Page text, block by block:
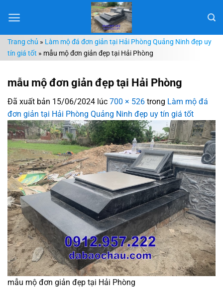
đến
dungTrang chủ » Làm mộ đá đơn giản tại Hải Phòng Quảng Ninh đẹp uy
tín giá tốt » mẫu mộ đơn giản đẹp tại Hải Phòng
mẫu mộ đơn giản đẹp tại Hải Phòng
Đã xuất bản 15/06/2024 lúc 700 × 526 trong Làm mộ đá
đơn giản tại Hải Phòng Quảng Ninh đẹp uy tín giá tốt
mẫu mộ đơn giản đẹp tại Hải Phòng